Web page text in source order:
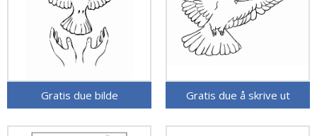
Gratis due bilde Gratis due å skrive ut